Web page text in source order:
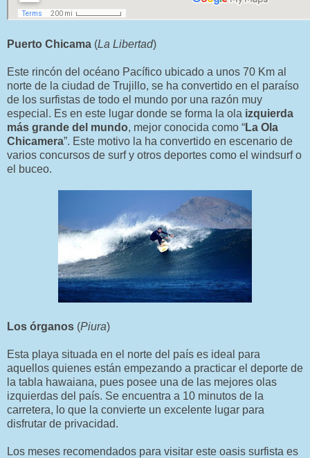
Puerto Chicama (La Libertad)
Este rincón del océano Pacífico ubicado a unos 70 Km al
norte de la ciudad de Trujillo, se ha convertido en el paraíso
de los surfistas de todo el mundo por una razón muy
especial. Es en este lugar donde se forma la ola izquierda
más grande del mundo, mejor conocida como “La Ola
Chicamera”. Este motivo la ha convertido en escenario de
varios concursos de surf y otros deportes como el windsurf o
el buceo.
Los órganos (Piura)
Esta playa situada en el norte del país es ideal para
aquellos quienes están empezando a practicar el deporte de
la tabla hawaiana, pues posee una de las mejores olas
izquierdas del país. Se encuentra a 10 minutos de la
carretera, lo que la convierte un excelente lugar para
disfrutar de privacidad.
Los meses recomendados para visitar este oasis surfista es